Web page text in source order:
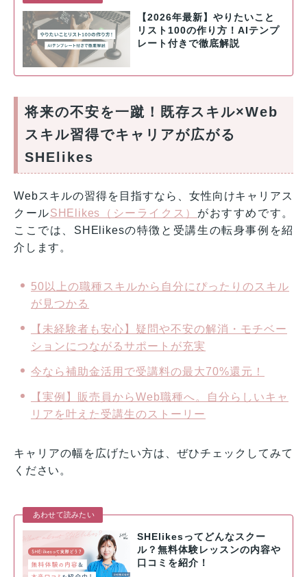
【2026年最新】やりたいこと
リスト100の作り方！AIテンプ
レート付きで徹底解説
将来の不安を一蹴！既存スキル×Web
スキル習得でキャリアが広がる
SHElikes
Webスキルの習得を目指すなら、女性向けキャリアス
クールSHElikes（シーライクス） がおすすめです。
ここでは、SHElikesの特徴と受講生の転身事例を紹
介します。
50以上の職種スキルから自分にぴったりのスキル
が見つかる
【未経験者も安心】疑問や不安の解消・モチベー
ションにつながるサポートが充実
今なら補助金活用で受講料の最大70%還元！
【実例】販売員からWeb職種へ。自分らしいキャ
リアを叶えた受講生のストーリー
キャリアの幅を広げたい方は、ぜひチェックしてみて
ください。
あわせて読みたい
SHElikesってどんなスクー
ル？無料体験レッスンの内容や
口コミを紹介！